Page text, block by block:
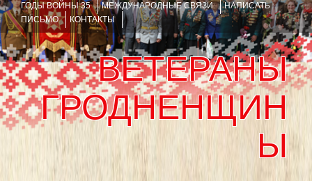
ГОДЫ ВОЙНЫ 35
МЕЖДУНАРОДНЫЕ СВЯЗИ
НАПИСАТЬ
ПИСЬМО
КОНТАКТЫ
ВЕТЕРАНЫ
ГРОДНЕНЩИН
Ы